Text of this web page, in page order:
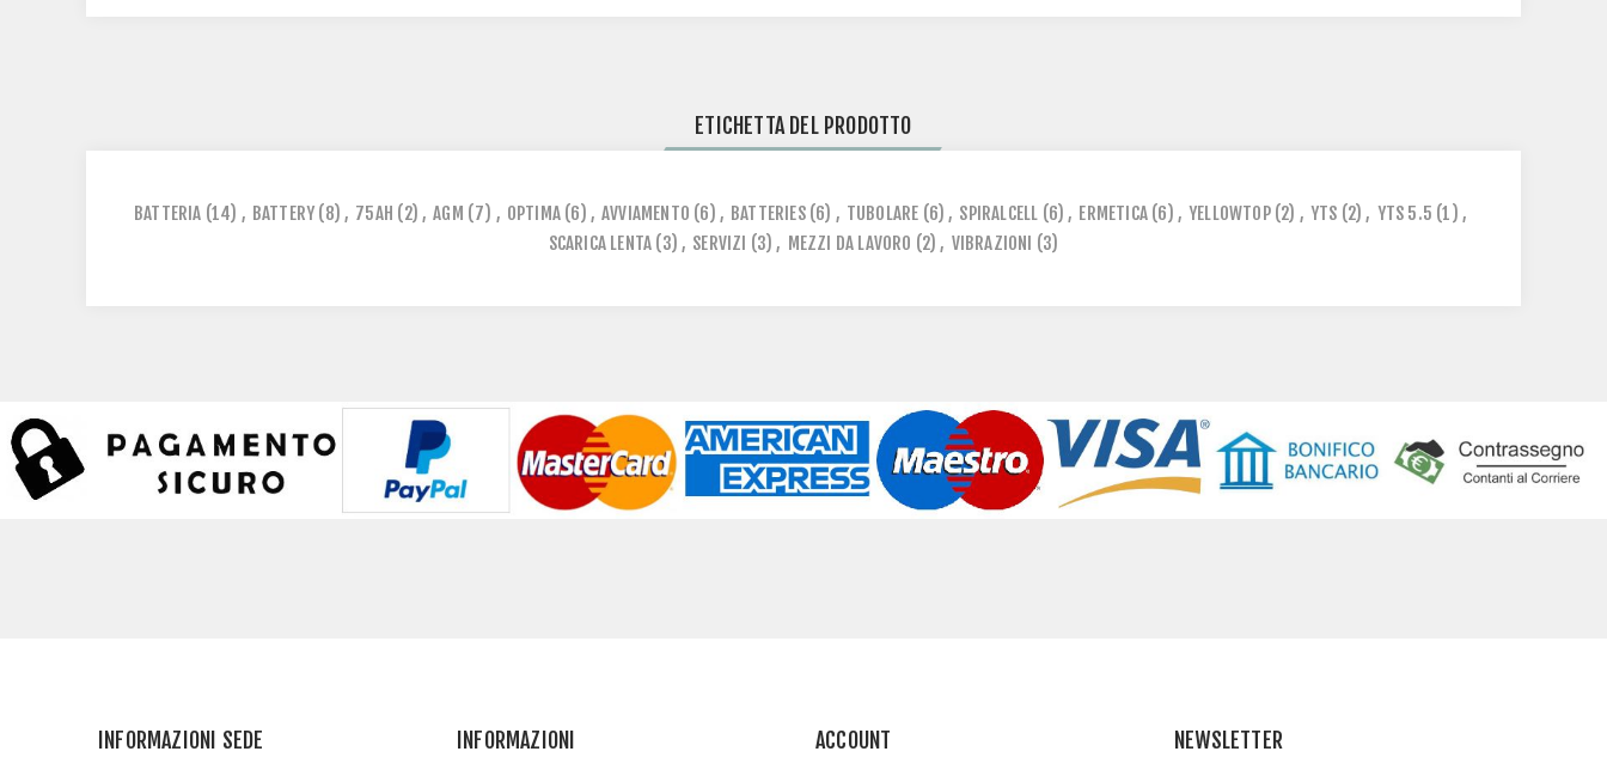
ETICHETTA DEL PRODOTTO
BATTERIA (14) , BATTERY (8) , 75AH (2) , AGM (7) , OPTIMA (6) , AVVIAMENTO (6) , BATTERIES (6) , TUBOLARE (6) , SPIRALCELL (6) , ERMETICA (6) , YELLOWTOP (2) , YTS (2) , YTS 5.5 (1) ,
SCARICA LENTA (3) , SERVIZI (3) , MEZZI DA LAVORO (2) , VIBRAZIONI (3)
INFORMAZIONI SEDE INFORMAZIONI ACCOUNT NEWSLETTER